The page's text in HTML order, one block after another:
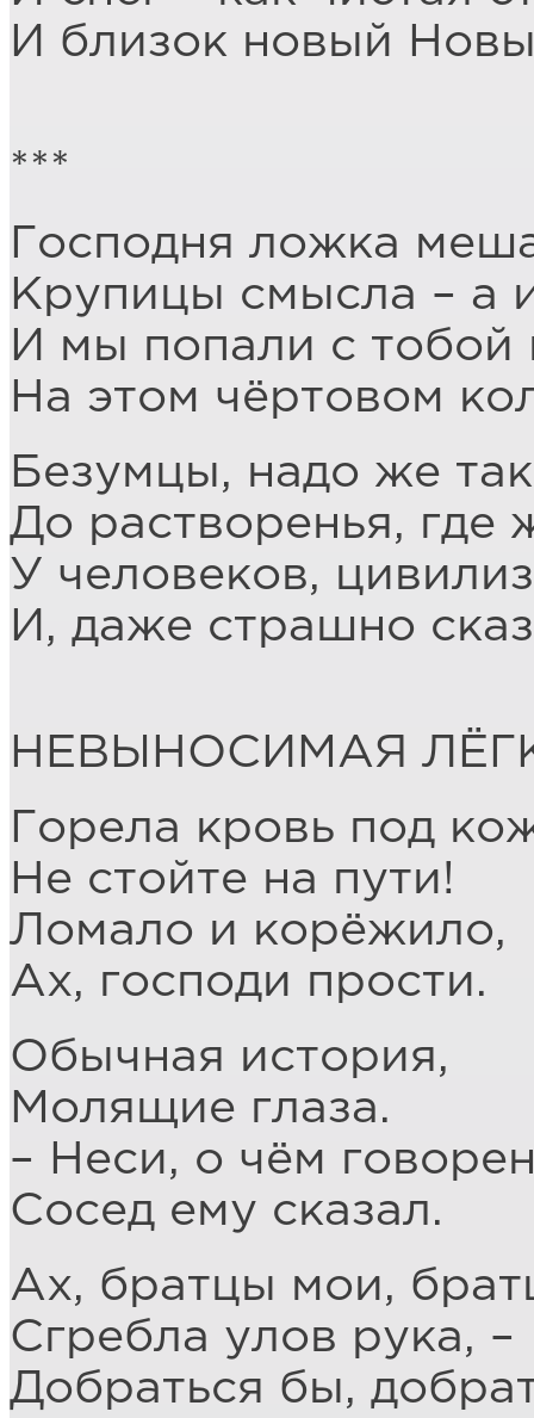
И близок новый
***
Господня ложка
Крупицы смысла – а
И мы попали с тобой
На этом чёртовом
Безумцы, надо же так
До растворенья, где
У человеков,
И, даже страшно
НЕВЫНОСИМАЯ
Горела кровь под
Не стойте на пути!
Ломало и корёжило,
Ах, господи прости.
Обычная история,
Молящие глаза.
– Неси, о чём
Сосед ему сказал.
Ах, братцы мои,
Сгребла улов рука, –
Добраться бы,